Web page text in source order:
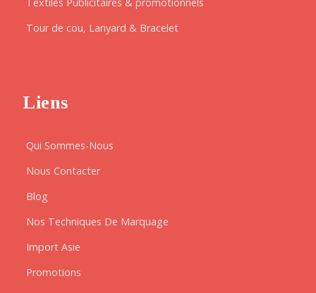
Tour de cou, Lanyard & Bracelet
Liens
Qui Sommes-Nous
Nous Contacter
Blog
Nos Techniques De Marquage
Import Asie
Promotions